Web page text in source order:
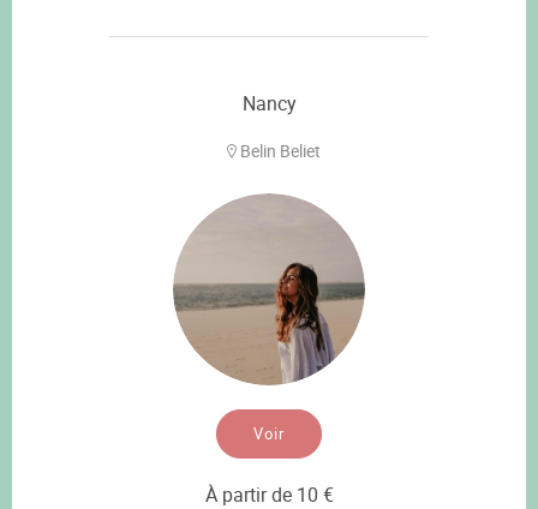
Nancy
Belin Beliet
Voir
À partir de 10 €